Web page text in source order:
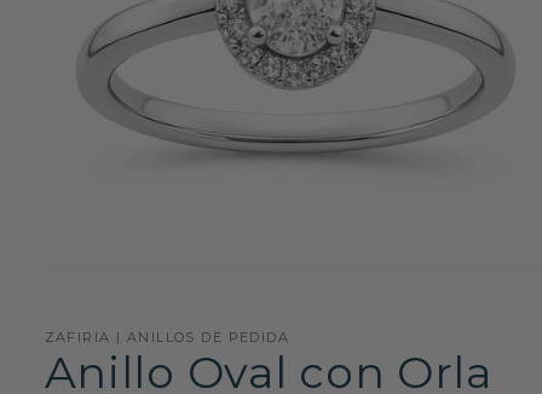
1
una
ventana
ZAFIRIA | ANILLOS DE PEDIDA
Anillo Oval con Orla